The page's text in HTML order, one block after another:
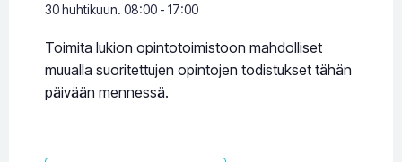
30 huhtikuun. 08:00 - 17:00
Toimita lukion opintotoimistoon mahdolliset
muualla suoritettujen opintojen todistukset tähän
päivään mennessä.